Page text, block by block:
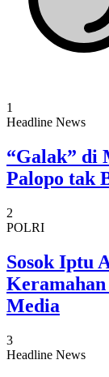
1
Headline News
“Galak” di
Palopo tak
2
POLRI
Sosok Iptu
Media
3
Headline News